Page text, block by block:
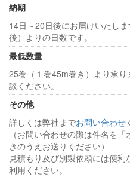
納期
14日～20日後にお届けいたし
後）よりの日数です。
最低数量
25巻（１巻45m巻き）より承
談ください。
その他
詳しくは弊社までお問い合わせ
（お問い合わせの際は件名を
きのうえお送りください）
見積もり及び別製依頼には便
利用ください。